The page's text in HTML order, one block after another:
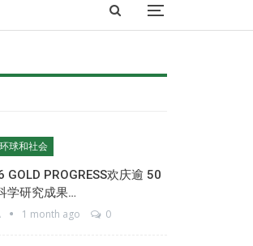
环球和社会
PROGRESS欢庆逾 50
学研究成果…
1 month ago 0